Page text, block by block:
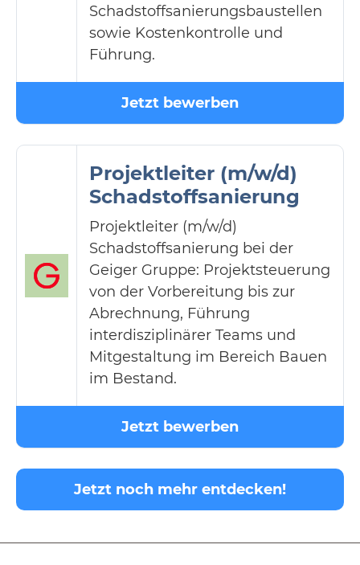
Schadstoffsanierungsbaustellen
sowie Kostenkontrolle und
Führung.
Jetzt bewerben
Projektleiter (m/w/d)
Schadstoffsanierung
Projektleiter (m/w/d)
Schadstoffsanierung bei der
Geiger Gruppe: Projektsteuerung
von der Vorbereitung bis zur
Abrechnung, Führung
interdisziplinärer Teams und
Mitgestaltung im Bereich Bauen
im Bestand.
Jetzt bewerben
Jetzt noch mehr entdecken!